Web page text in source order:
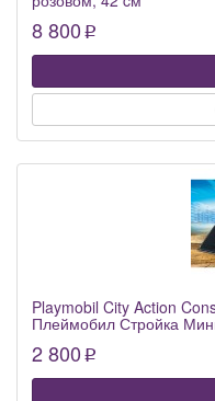
8 800 p
Playmobil City Action
Плеймобил Стройка
2 800 p